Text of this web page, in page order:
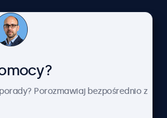
klienta
Porozmawiaj bezpośrednio z